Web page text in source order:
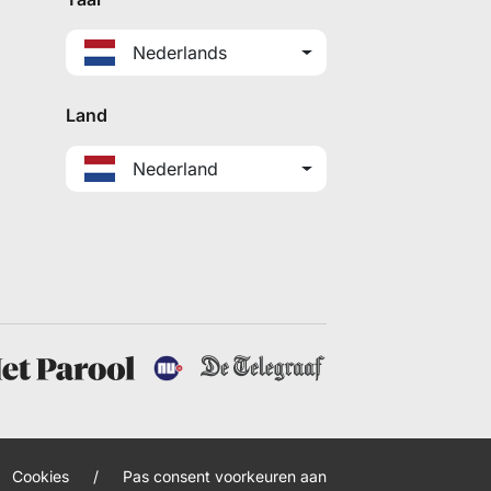
Nederlands
Land
Nederland
Cookies / Pas consent voorkeuren aan